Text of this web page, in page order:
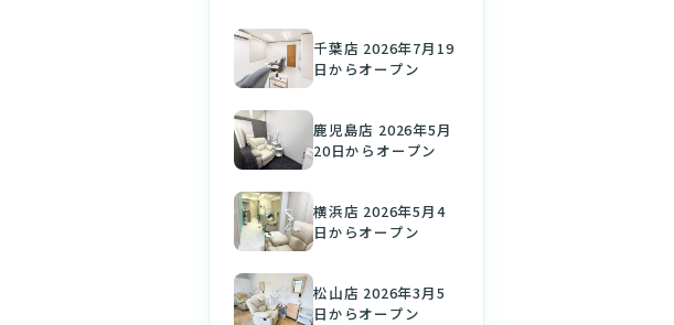
千葉店 2026年7月19
日からオープン
鹿児島店 2026年5月
20日からオープン
横浜店 2026年5月4
日からオープン
松山店 2026年3月5
日からオープン